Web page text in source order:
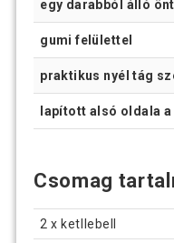
egy darabból álló
gumi felülettel
praktikus nyél tág
lapított alsó oldala
Csomag
2 x ketllebell